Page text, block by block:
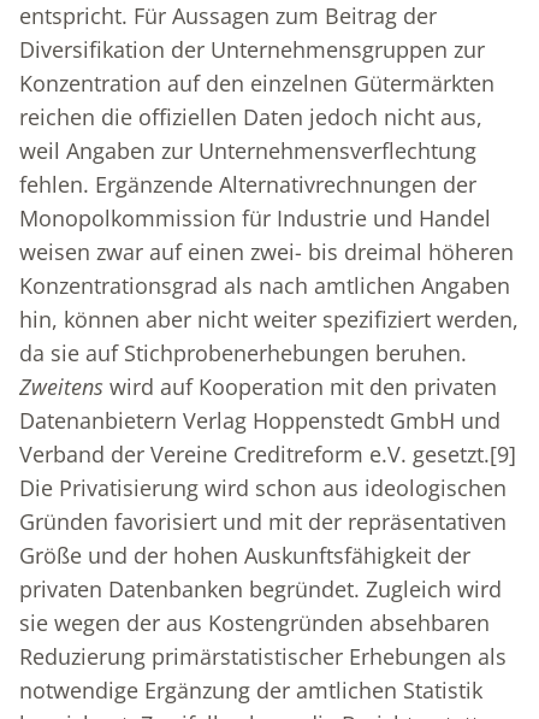
entspricht. Für Aussagen zum Beitrag der
Diversifikation der Unternehmensgruppen zur
Konzentration auf den einzelnen Gütermärkten
reichen die offiziellen Daten jedoch nicht aus,
weil Angaben zur Unternehmensverflechtung
fehlen. Ergänzende Alternativrechnungen der
Monopolkommission für Industrie und Handel
weisen zwar auf einen zwei- bis dreimal höheren
Konzentrationsgrad als nach amtlichen Angaben
hin, können aber nicht weiter spezifiziert werden,
da sie auf Stichprobenerhebungen beruhen.
Zweitens wird auf Kooperation mit den privaten
Datenanbietern Verlag Hoppenstedt GmbH und
Verband der Vereine Creditreform e.V. gesetzt.[9]
Die Privatisierung wird schon aus ideologischen
Gründen favorisiert und mit der repräsentativen
Größe und der hohen Auskunftsfähigkeit der
privaten Datenbanken begründet. Zugleich wird
sie wegen der aus Kostengründen absehbaren
Reduzierung primärstatistischer Erhebungen als
notwendige Ergänzung der amtlichen Statistik